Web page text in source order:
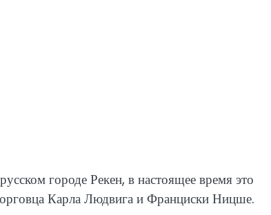
городе Рекен, в настоящее время это
Карла Людвига и Франциски Ницше.